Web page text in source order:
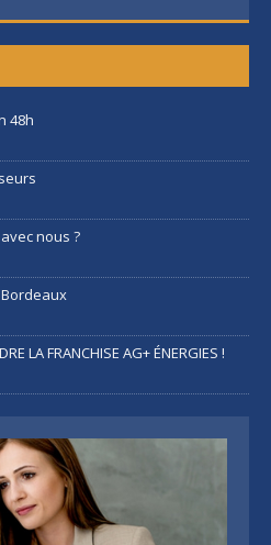
48h
nous ?
LA FRANCHISE AG+ ÉNERGIES !